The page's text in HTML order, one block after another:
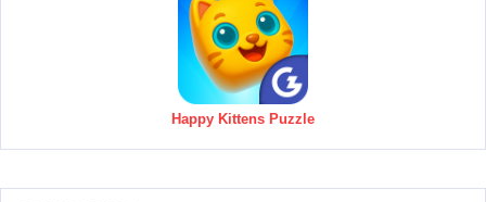
Happy Kittens Puzzle